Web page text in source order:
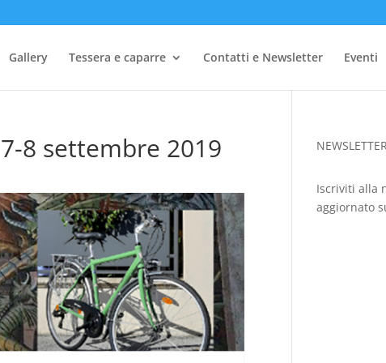
Gallery Tessera e caparre Contatti e Newsletter Eventi
8 settembre 2019 NEWSLETTER
Iscriviti alla
aggiornato